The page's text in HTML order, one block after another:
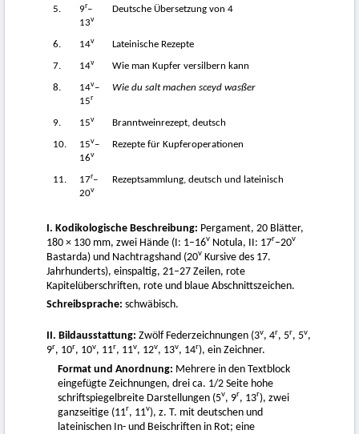
5. 9r–
13v
Deutsche Übersetzung von 4
6. 14v Lateinische Rezepte
7. 14v Wie man Kupfer versilbern kann
8. 14v–
15r
Wie du salt machen sceyd wasßer
9. 15v Branntweinrezept, deutsch
10. 15v–
16v
Rezepte für Kupferoperationen
11. 17r–
20v
Rezeptsammlung, deutsch und lateinisch
I. Kodikologische Beschreibung: Pergament, 20 Blätter,
180 × 130 mm, zwei Hände (I: 1–16v Notula, II: 17r–20v
Bastarda) und Nachtragshand (20v Kursive des 17.
Jahrhunderts), einspaltig, 21–27 Zeilen, rote
Kapitelüberschriften, rote und blaue Abschnittszeichen.
Schreibsprache: schwäbisch.
II. Bildausstattung: Zwölf Federzeichnungen (3v, 4r, 5r, 5v,
9r, 10r, 10v, 11r, 11v, 12v, 13v, 14r), ein Zeichner.
Format und Anordnung: Mehrere in den Textblock
eingefügte Zeichnungen, drei ca. 1/2 Seite hohe
schriftspiegelbreite Darstellungen (5v, 9r, 13r), zwei
ganzseitige (11r, 11v), z. T. mit deutschen und
lateinischen In- und Beischriften in Rot; eine